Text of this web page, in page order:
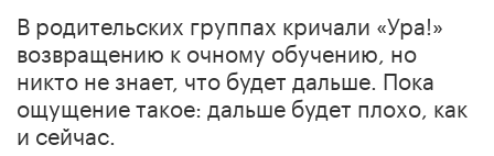
В родительских группах кричали «Ура!»
возвращению к очному обучению, но
никто не знает, что будет дальше. Пока
ощущение такое: дальше будет плохо, как
и сейчас.